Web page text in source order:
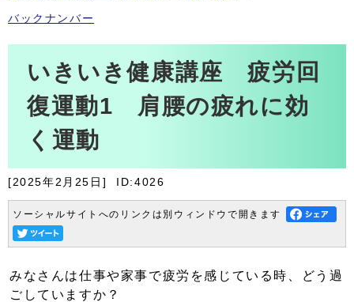
バックナンバー
いきいき健康講座 疲労回
復運動1 肩腰の疲れに効
く運動
[2025年2月25日] ID:4026
ソーシャルサイトへのリンクは別ウィンドウで開きます
みなさんは仕事や家事で疲労を感じている時、どう過
ごしていますか？